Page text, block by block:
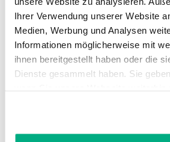
Ihrer Verwendung unserer Website
Medien, Werbung und Analysen
Informationen möglicherweise mit
ihnen bereitgestellt haben oder die
Dienste gesammelt haben. Sie